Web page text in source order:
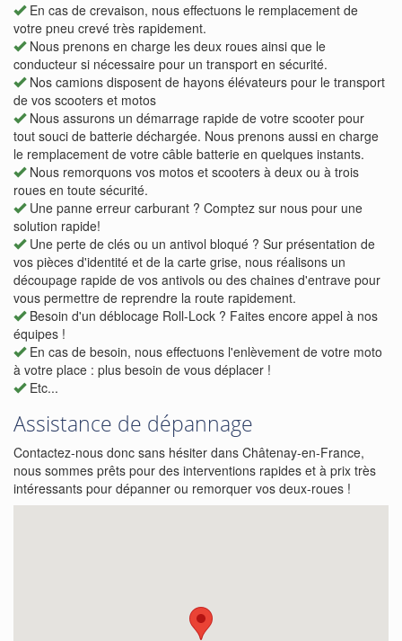
En cas de crevaison, nous effectuons le remplacement de
votre pneu crevé très rapidement.
Nous prenons en charge les deux roues ainsi que le
conducteur si nécessaire pour un transport en sécurité.
Nos camions disposent de hayons élévateurs pour le transport
de vos scooters et motos
Nous assurons un démarrage rapide de votre scooter pour
tout souci de batterie déchargée. Nous prenons aussi en charge
le remplacement de votre câble batterie en quelques instants.
Nous remorquons vos motos et scooters à deux ou à trois
roues en toute sécurité.
Une panne erreur carburant ? Comptez sur nous pour une
solution rapide!
Une perte de clés ou un antivol bloqué ? Sur présentation de
vos pièces d'identité et de la carte grise, nous réalisons un
découpage rapide de vos antivols ou des chaines d'entrave pour
vous permettre de reprendre la route rapidement.
Besoin d'un déblocage Roll-Lock ? Faites encore appel à nos
équipes !
En cas de besoin, nous effectuons l'enlèvement de votre moto
à votre place : plus besoin de vous déplacer !
Etc...
Assistance de dépannage
Contactez-nous donc sans hésiter dans Châtenay-en-France,
nous sommes prêts pour des interventions rapides et à prix très
intéressants pour dépanner ou remorquer vos deux-roues !